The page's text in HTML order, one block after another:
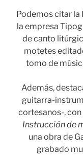
Podemos citar la
la empresa
de canto
motetes
tomo de
Además,
guitarra-
cortesanos-,
Instrucción de
una obra de
grabado